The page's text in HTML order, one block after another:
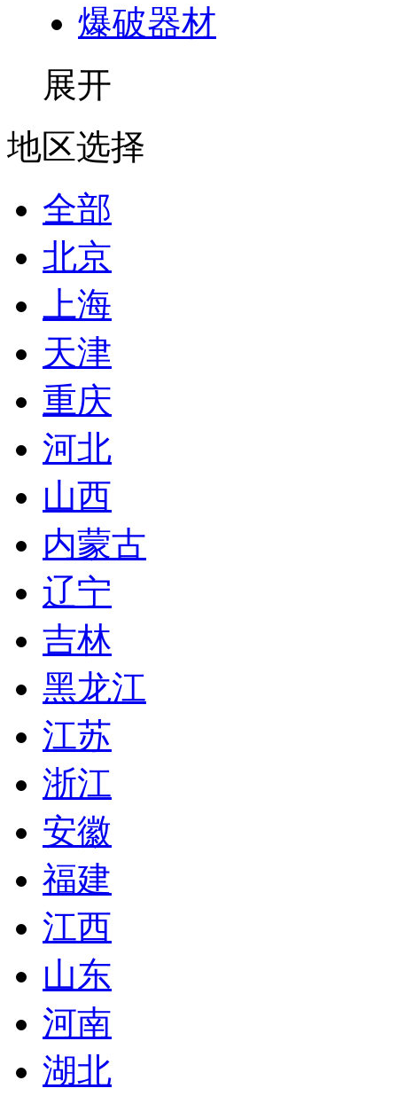
爆破器材
展开
地区选择
全部
北京
上海
天津
重庆
河北
山西
内蒙古
辽宁
吉林
黑龙江
江苏
浙江
安徽
福建
江西
山东
河南
湖北